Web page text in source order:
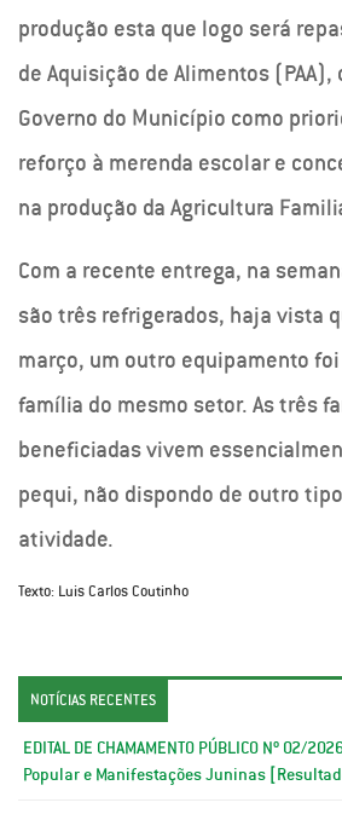
produção esta que logo será
de Aquisição de Alimentos
Governo do Município como
reforço à merenda escolar e
na produção da Agricultura
Com a recente entrega, na
são três refrigerados, haja vista
março, um outro equipamento
família do mesmo setor. As três
beneficiadas vivem
pequi, não dispondo de outro
atividade.
Texto: Luis Carlos Coutinho
NOTÍCIAS RECENTES
EDITAL DE CHAMAMENTO PÚBLICO Nº 02/
Popular e Manifestações Juninas